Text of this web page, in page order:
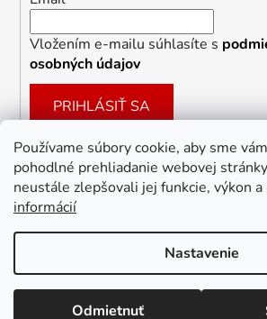
Používame súbory cookie, aby sme
pohodlné prehliadanie webovej
neustále zlepšovali jej funkcie, výkon
informácií
Nastavenie
Odmietnuť
Vložením e-mailu súhlasíte s
osobných údajov
PRIHLÁSIŤ SA
Facebook
Vytvoril Shoptet